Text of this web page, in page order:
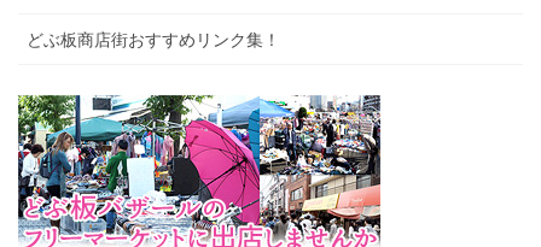
どぶ板商店街おすすめリンク集！